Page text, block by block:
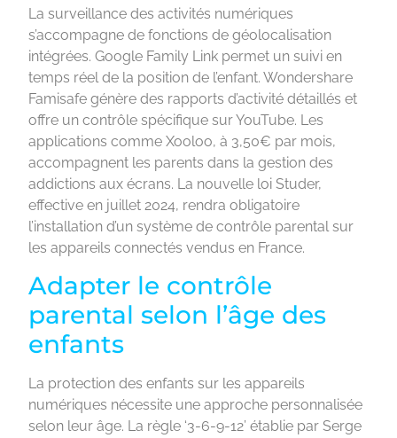
La surveillance des activités numériques
s’accompagne de fonctions de géolocalisation
intégrées. Google Family Link permet un suivi en
temps réel de la position de l’enfant. Wondershare
Famisafe génère des rapports d’activité détaillés et
offre un contrôle spécifique sur YouTube. Les
applications comme Xooloo, à 3,50€ par mois,
accompagnent les parents dans la gestion des
addictions aux écrans. La nouvelle loi Studer,
effective en juillet 2024, rendra obligatoire
l’installation d’un système de contrôle parental sur
les appareils connectés vendus en France.
Adapter le contrôle
parental selon l’âge des
enfants
La protection des enfants sur les appareils
numériques nécessite une approche personnalisée
selon leur âge. La règle ‘3-6-9-12’ établie par Serge